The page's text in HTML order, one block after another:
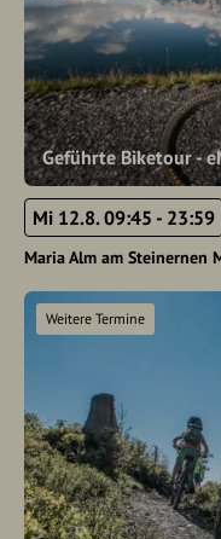
Geführte Biketour -
Mi 12.8. 09:45 - 23:59
Maria Alm am Steinernen
Weitere Termine